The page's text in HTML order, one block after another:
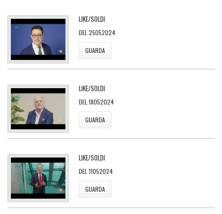
LIKE/SOLDI
DEL 25052024
GUARDA
LIKE/SOLDI
DEL 18052024
GUARDA
LIKE/SOLDI
DEL 11052024
GUARDA